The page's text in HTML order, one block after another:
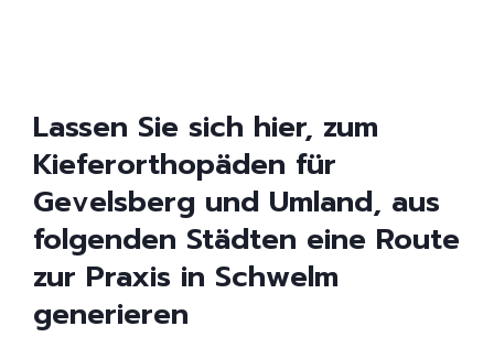
Lassen Sie sich hier, zum
Kieferorthopäden für
Gevelsberg und Umland, aus
folgenden Städten eine Route
zur Praxis in Schwelm
generieren